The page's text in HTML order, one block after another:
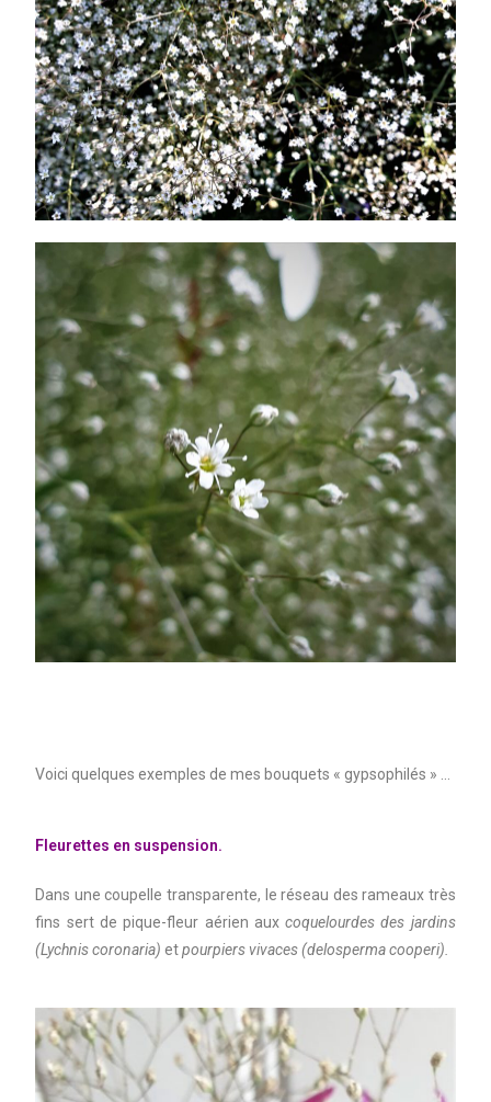
Voici quelques exemples de mes bouquets « gypsophilés » …
Fleurettes en suspension.
Dans une coupelle transparente, le réseau des rameaux très
fins sert de pique-fleur aérien auxcoquelourdes des jardins
(Lychnis coronaria) etpourpiers vivaces (delosperma cooperi).